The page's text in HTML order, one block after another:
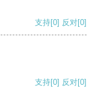
支持[0] 反对[0]
支持[0] 反对[0]